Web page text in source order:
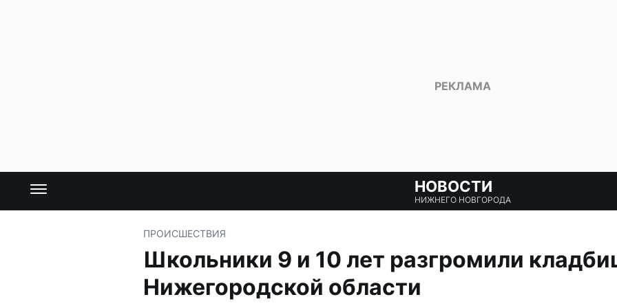
НОВОСТИ
НИЖНЕГО НОВГОРОДА
ПРОИСШЕСТВИЯ
Школьники 9 и 10 лет разгромили
Нижегородской области